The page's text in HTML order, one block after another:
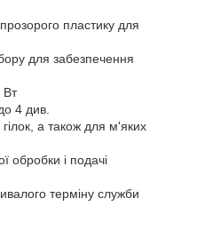
пластику для
для забезпечення
Вт
4 див.
гілок, а також для м'яких
обробки і подачі
терміну служби